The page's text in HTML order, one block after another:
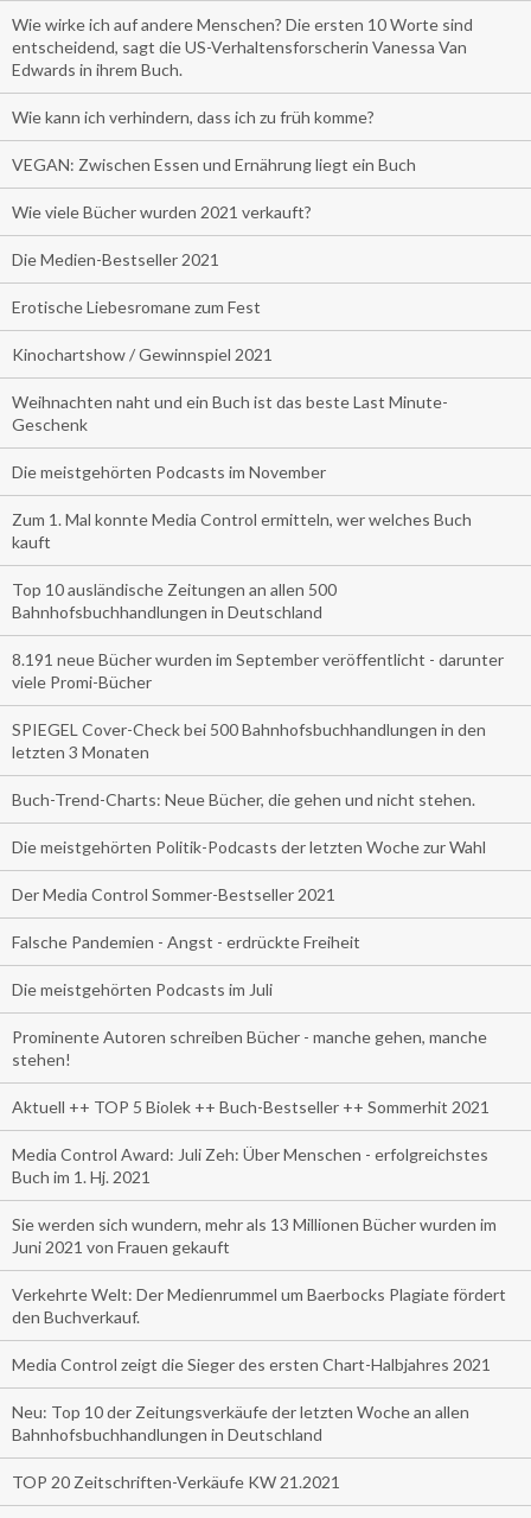
Wie wirke ich auf andere Menschen? Die ersten 10 Worte sind
entscheidend, sagt die US-Verhaltensforscherin Vanessa Van
Edwards in ihrem Buch.
Wie kann ich verhindern, dass ich zu früh komme?
VEGAN: Zwischen Essen und Ernährung liegt ein Buch
Wie viele Bücher wurden 2021 verkauft?
Die Medien-Bestseller 2021
Erotische Liebesromane zum Fest
Kinochartshow / Gewinnspiel 2021
Weihnachten naht und ein Buch ist das beste Last Minute-
Geschenk
Die meistgehörten Podcasts im November
Zum 1. Mal konnte Media Control ermitteln, wer welches Buch
kauft
Top 10 ausländische Zeitungen an allen 500
Bahnhofsbuchhandlungen in Deutschland
8.191 neue Bücher wurden im September veröffentlicht - darunter
viele Promi-Bücher
SPIEGEL Cover-Check bei 500 Bahnhofsbuchhandlungen in den
letzten 3 Monaten
Buch-Trend-Charts: Neue Bücher, die gehen und nicht stehen.
Die meistgehörten Politik-Podcasts der letzten Woche zur Wahl
Der Media Control Sommer-Bestseller 2021
Falsche Pandemien - Angst - erdrückte Freiheit
Die meistgehörten Podcasts im Juli
Prominente Autoren schreiben Bücher - manche gehen, manche
stehen!
Aktuell ++ TOP 5 Biolek ++ Buch-Bestseller ++ Sommerhit 2021
Media Control Award: Juli Zeh: Über Menschen - erfolgreichstes
Buch im 1. Hj. 2021
Sie werden sich wundern, mehr als 13 Millionen Bücher wurden im
Juni 2021 von Frauen gekauft
Verkehrte Welt: Der Medienrummel um Baerbocks Plagiate fördert
den Buchverkauf.
Media Control zeigt die Sieger des ersten Chart-Halbjahres 2021
Neu: Top 10 der Zeitungsverkäufe der letzten Woche an allen
Bahnhofsbuchhandlungen in Deutschland
TOP 20 Zeitschriften-Verkäufe KW 21.2021